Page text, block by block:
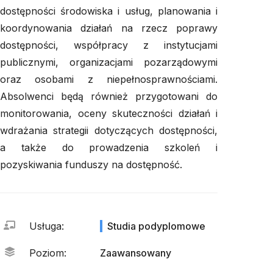
dostępności środowiska i usług, planowania i
koordynowania działań na rzecz poprawy
dostępności, współpracy z instytucjami
publicznymi, organizacjami pozarządowymi
oraz osobami z niepełnosprawnościami.
Absolwenci będą również przygotowani do
monitorowania, oceny skuteczności działań i
wdrażania strategii dotyczących dostępności,
a także do prowadzenia szkoleń i
pozyskiwania funduszy na dostępność.
Usługa: Studia podyplomowe
Poziom: Zaawansowany